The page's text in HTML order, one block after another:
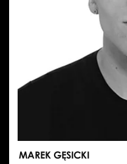
MAREK GĘSICKI